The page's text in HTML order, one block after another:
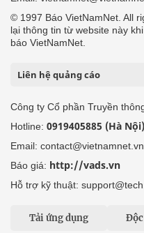
© 1997 Báo VietNamNet. All
lại thông tin từ website này
báo VietNamNet.
Liên hệ quảng cáo
Công ty Cổ phần Truyền
Hotline: 0919405885 (Hà Nội)
Email: contact@vietnamnet.vn
Báo giá: http://vads.vn
Hỗ trợ kỹ thuật:
Tải ứng dụng